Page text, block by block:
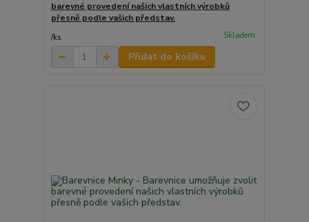
barevné provedení našich vlastních výrobků
přesně podle vašich představ.
/ks Skladem
Přidat do košíku